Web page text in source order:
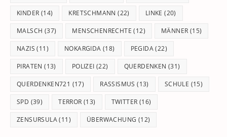
KINDER (14) KRETSCHMANN (22) LINKE (20)
MALSCH (37) MENSCHENRECHTE (12) MÄNNER (15)
NAZIS (11) NOKARGIDA (18) PEGIDA(22)
PIRATEN (13) POLIZEI (22) QUERDENKEN (31)
QUERDENKEN721 (17) RASSISMUS (13) SCHULE (15)
SPD (39) TERROR (13) TWITTER (16)
ZENSURSULA(11) ÜBERWACHUNG (12)